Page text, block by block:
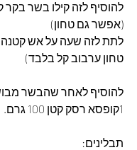
להוסיף לזה קילו בשר בקר
(אפשר גם טחון)
לתת לזה שעה על אש
טחון ערבוב קל בלבד)
להוסיף לאחר שהבשר
1קופסא רסק קטן 100 גרם.
תבלינים: